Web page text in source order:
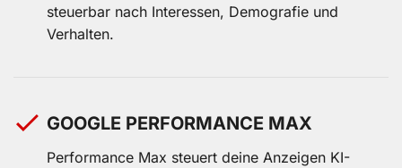
steuerbar nach Interessen, Demografie und
Verhalten.
GOOGLE PERFORMANCE MAX
Performance Max steuert deine Anzeigen KI-